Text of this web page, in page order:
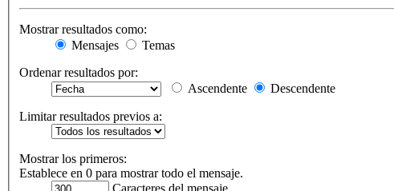
Mostrar resultados como:
Mensajes
Temas
Ordenar resultados por:
Ascendente
Descendente
Limitar resultados previos a:
Mostrar los primeros:
Establece en 0 para mostrar todo el mensaje.
Caracteres del mensaje